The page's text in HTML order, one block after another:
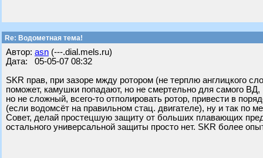
Re: Водометная тема!
Автор: asn (---.dial.mels.ru)
Дата: 05-05-07 08:32
SKR прав, при зазоре мжду ротором (не терплю англицкого
поможет, камушки попадают, но не смертельно для самого
но не сложный, всего-то отполировать ротор, привести в
(если водомсёт на правильном стац. двигателе), ну и так по
Совет, делай простецшую защиту от больших плавающих
остального универсальной защиты просто нет. SKR более